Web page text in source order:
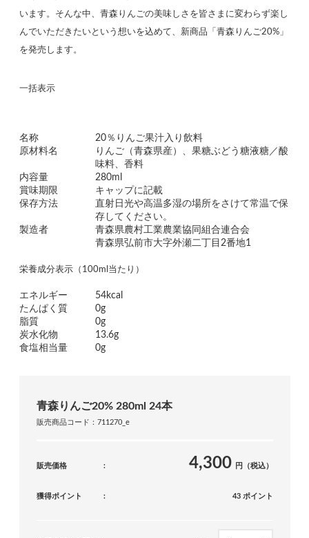
います。そんな中、青森りんごの美味しさを皆さまに変わらず楽し
んでいただきたいという想いを込めて、新商品「青森りんご20%」
を発売します。
一括表示
名称
20％りんご果汁入り飲料
原材料名
りんご（青森県産）、果糖ぶどう糖液糖／酸
味料、香料
内容量
280ml
賞味期限
キャップに記載
保存方法
直射日光や高温多湿の場所をさけて常温で保
存してください。
製造者
青森県農村工業農業協同組合連合会
青森県弘前市大字外瀬二丁目2番地1
栄養成分表示（100ml当たり）
エネルギー
54kcal
たんぱく質
0g
脂質
0g
炭水化物
13.6g
食塩相当量
0g
青森りんご20% 280ml 24本
販売商品コード：711270_e
販売価格 4,300 円（税込）
獲得ポイント 43 ポイント